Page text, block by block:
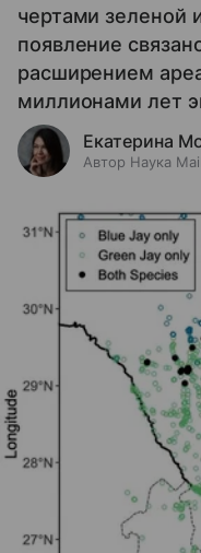
чертами зеленой
появление
расширением
миллионами лет
Екатерина
Автор Наука Mail